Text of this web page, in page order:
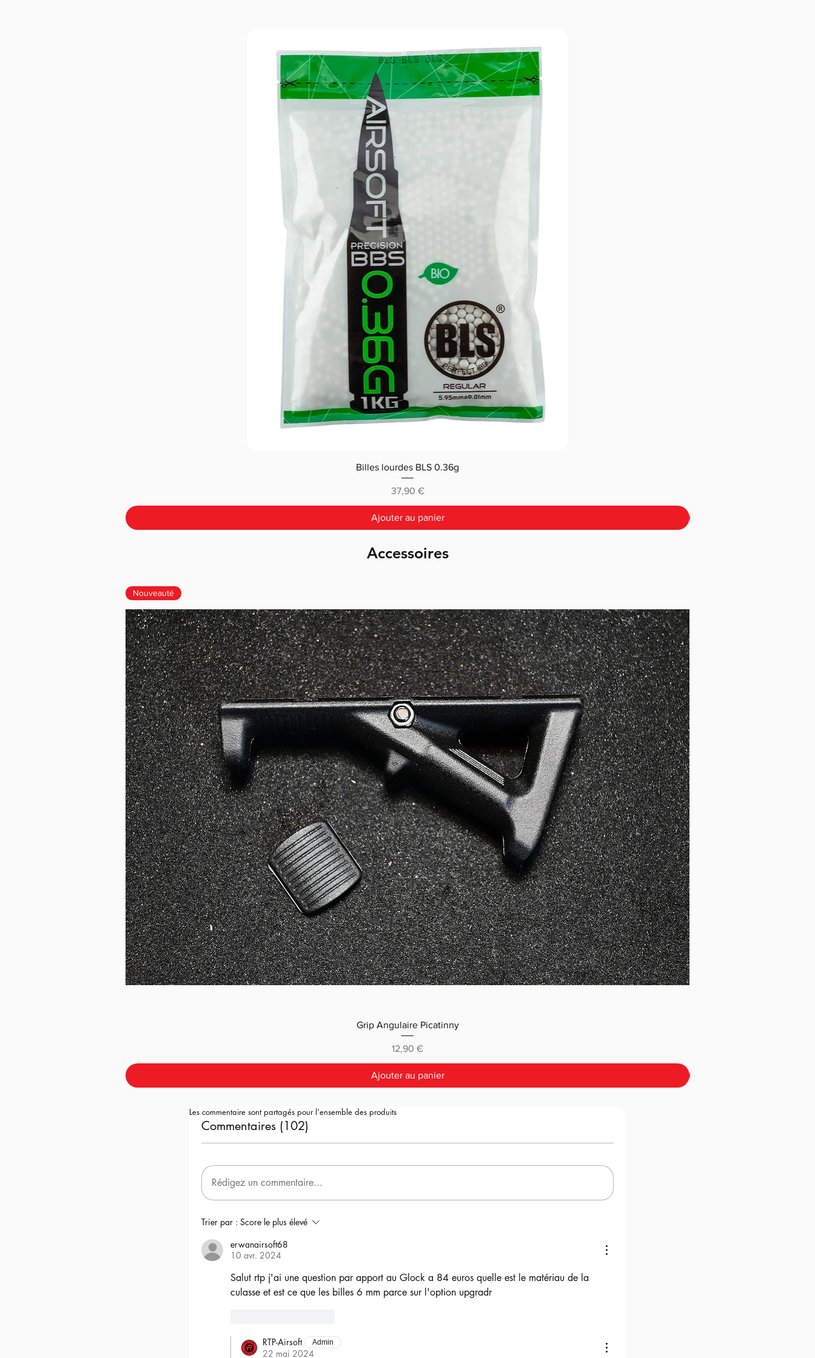
Billes lourdes BLS 0.36g
Prix
37,90 €
Ajouter au panier
Accessoires
Nouveauté
Grip Angulaire Picatinny
Prix
12,90 €
Ajouter au panier
Commentaires (102)
Rédigez un commentaire...
Trier par : Score le plus élevé
erwanairsoft68
10 avr. 2024
Salut rtp j'ai une question par apport au Glock a 84 euros quelle est le matériau de la
culasse et est ce que les billes 6 mm parce sur l'option upgradr
RTP-Airsoft Admin
22 mai 2024
Les commentaire sont partagés pour l'ensemble des produits